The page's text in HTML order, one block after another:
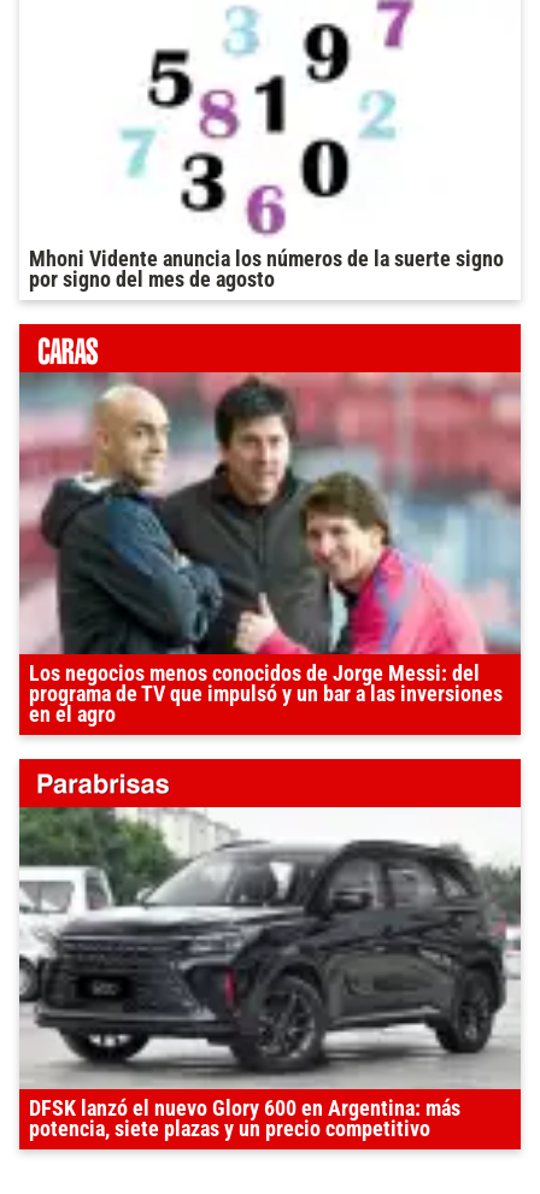
Mhoni Vidente anuncia los números de la suerte signo
por signo del mes de agosto
Los negocios menos conocidos de Jorge Messi: del
programa de TV que impulsó y un bar a las inversiones
en el agro
DFSK lanzó el nuevo Glory 600 en Argentina: más
potencia, siete plazas y un precio competitivo